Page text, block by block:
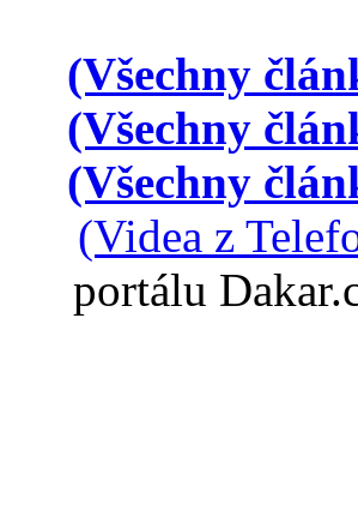
(Všechny
(Všechny
(Všechny
(Videa z
portálu